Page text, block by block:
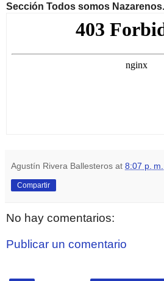
Sección Todos somos
Agustín Rivera Ballesteros at 8:07 p. m.
Compartir
No hay comentarios:
Publicar un comentario